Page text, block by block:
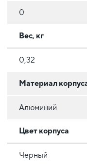
0
Вес, кг
0,32
Материал
Алюминий
Цвет корпуса
Черный